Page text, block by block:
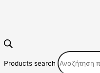
Products search